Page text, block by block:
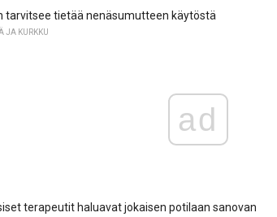
tarvitsee tietää nenäsumutteen käytöstä
JA KURKKU
ad
terapeutit haluavat jokaisen potilaan sanovan